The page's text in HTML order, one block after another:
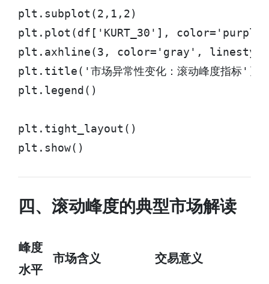
plt.subplot(2,1,2)
plt.plot(df['KURT_30'], color='purple',
plt.axhline(3, color='gray',
plt.title('市场异常性变化：滚动峰度指标')
plt.legend()
plt.tight_layout()
plt.show()
四、滚动峰度的典型市场解读
峰度
水平
市场含义 交易意义